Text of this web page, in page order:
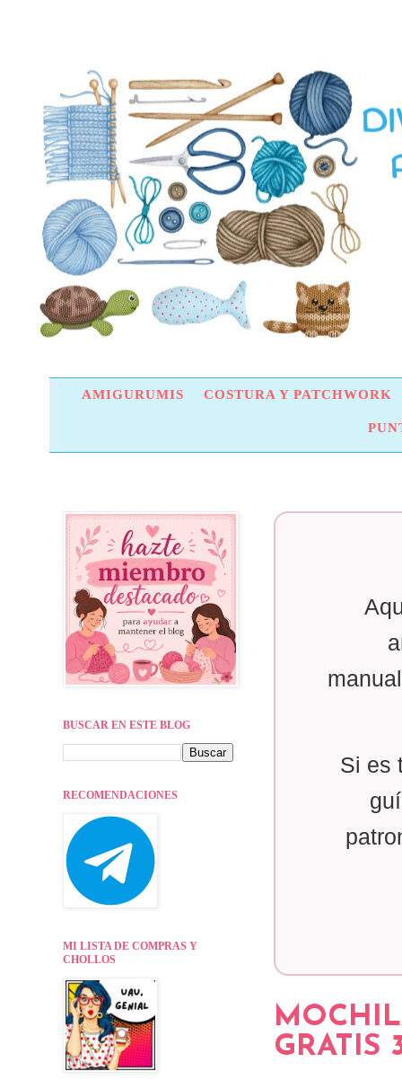
AMIGURUMIS COSTURA Y PATCHWORK
Si es
GRATIS
BUSCAR EN ESTE BLOG
RECOMENDACIONES
MI LISTA DE COMPRAS Y
CHOLLOS